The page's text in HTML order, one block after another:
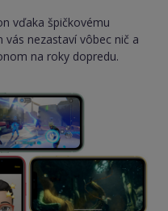
vďaka špičkovému
vás nezastaví vôbec nič a
na roky dopredu.